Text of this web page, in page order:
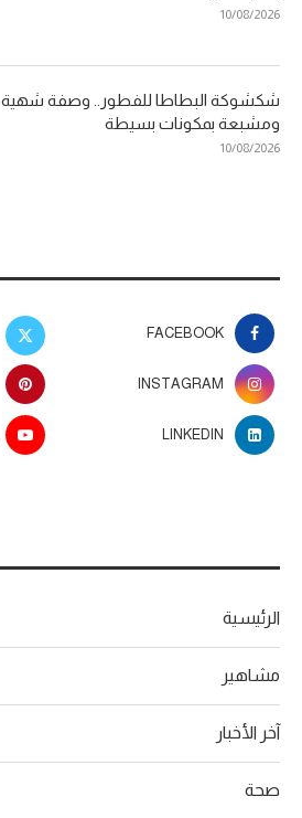
10/08/2026
شكشوكة البطاطا للفطور.. وصفة شهية
ومشبعة بمكونات بسيطة
10/08/2026
FACEBOOK
INSTAGRAM
LINKEDIN
الرئيسية
مشاهير
آخر الأخبار
صحة